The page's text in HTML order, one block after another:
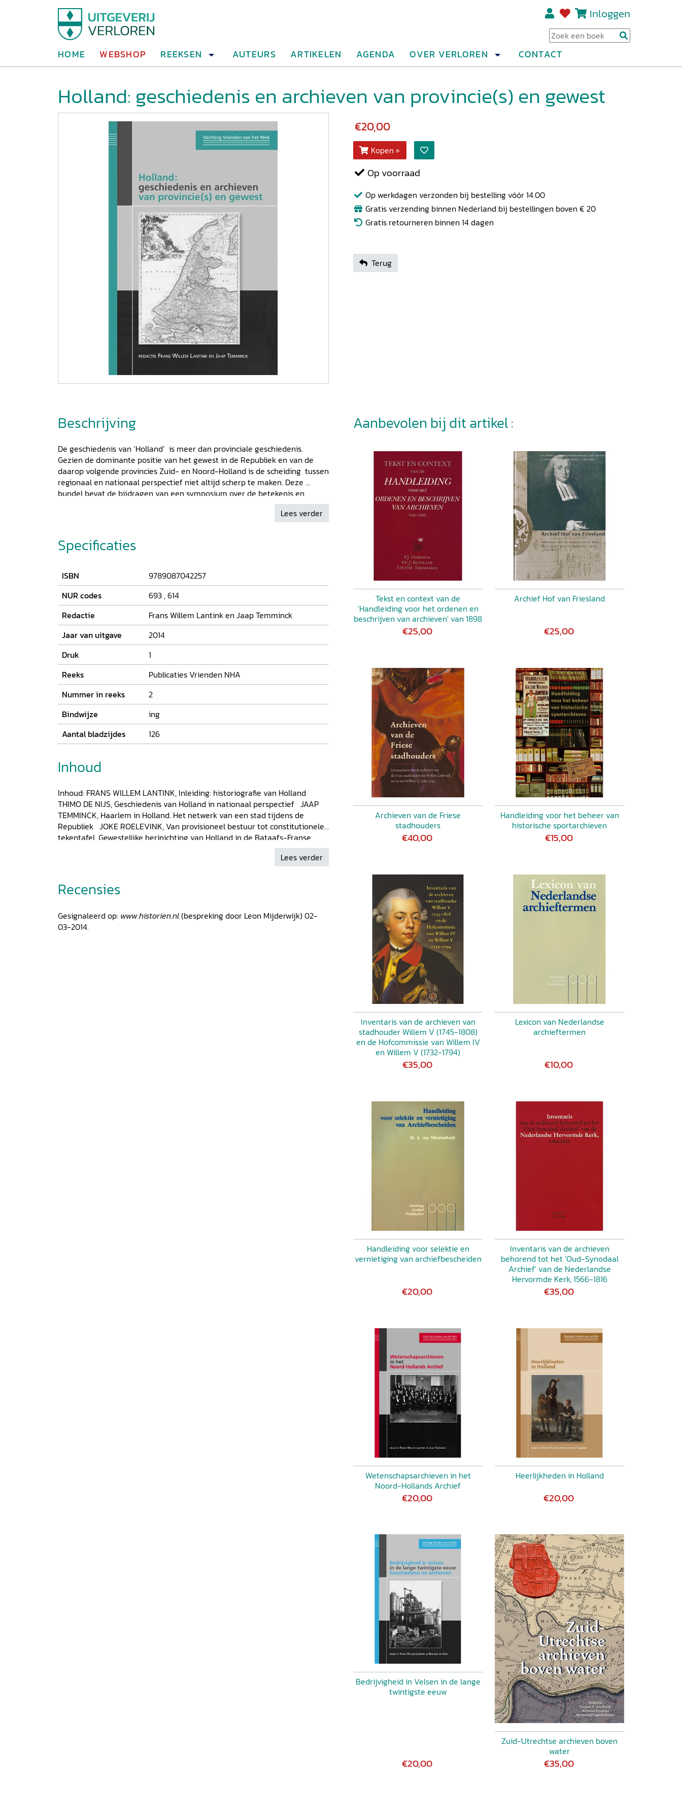
Inloggen
HOME WEBSHOP REEKSEN AUTEURS ARTIKELEN AGENDA OVER VERLOREN CONTACT
Holland: geschiedenis en archieven van provincie(s) en gewest
€20,00
Kopen
Op voorraad
Op werkdagen verzonden bij bestelling vóór 14.00
Gratis verzending binnen Nederland bij bestellingen boven € 20
Gratis retourneren binnen 14 dagen
Terug
Beschrijving
De geschiedenis van ‘Holland’ is meer dan provinciale geschiedenis.
Gezien de dominante positie van het gewest in de Republiek en van de
daarop volgende provincies Zuid- en Noord-Holland is de scheiding tussen
regionaal en nationaal perspectief niet altijd scherp te maken. Deze
bundel bevat de bijdragen van een symposium over de betekenis en
identiteit van de Hollandse geschiedenis, georganiseerd door de Stichting
Vrienden van het Noord-Hollands Archief in nauwe samenwerking met
bevinden zich de belangrijkste archieven van de gewestelijke en
provinciale geschiedenis. De bundel bevat tevens een overzicht van alle
Nationaal Archief als het Noord-Hollands Archief. Dit overzicht biedt
nieuwe mogelijk tot ontsluiting van de Hollandse geschiedenis.
Lees verder
Specificaties
ISBN
9789087042257
NUR codes
693 ,614
Redactie
Frans Willem Lantink en Jaap Temminck
Jaar van uitgave
2014
Druk
1
Reeks
Publicaties Vrienden NHA
Nummer in reeks
2
Bindwijze
ing
Aantal bladzijdes
126
Inhoud
Inhoud: FRANS WILLEM LANTINK, Inleiding: historiografie van Holland
THIMO DE NIJS, Geschiedenis van Holland in nationaal perspectief JAAP
TEMMINCK, Haarlem in Holland. Het netwerk van een stad tijdens de
Republiek JOKE ROELEVINK, Van provisioneel bestuur tot constitutionele
tekentafel. Gewestelijke herinichting van Holland in de Bataafs-Franse
tijd KEES RIBBENS, Canons in veelvoud PIET DE ROOY, Een canon voor
Noord-Holland: over een (on)mogelijkheid YVONNE BOS-ROPS/HERMAN
provincie(s)De auteurs
Lees verder
Recensies
Gesignaleerd op: www.historien.nl(bespreking door Leon Mijderwijk) 02-
03-2014.
Aanbevolen bij dit artikel :
Tekst en context van de
'Handleiding voor het ordenen en
beschrijven van archieven' van 1898
€25,00
Archief Hof van Friesland
€25,00
Archieven van de Friese
stadhouders
€40,00
Handleiding voor het beheer van
historische sportarchieven
€15,00
Inventaris van de archieven van
stadhouder Willem V (1745-1808)
en de Hofcommissie van Willem IV
en Willem V (1732-1794)
€35,00
Lexicon van Nederlandse
archieftermen
€10,00
Handleiding voor selektie en
vernietiging van archiefbescheiden
€20,00
Inventaris van de archieven
behorend tot het 'Oud-Synodaal
Archief' van de Nederlandse
Hervormde Kerk, 1566-1816
€35,00
Wetenschapsarchieven in het
Noord-Hollands Archief
€20,00
Heerlijkheden in Holland
€20,00
Bedrijvigheid in Velsen in de lange
twintigste eeuw
€20,00
Zuid-Utrechtse archieven boven
water
€35,00